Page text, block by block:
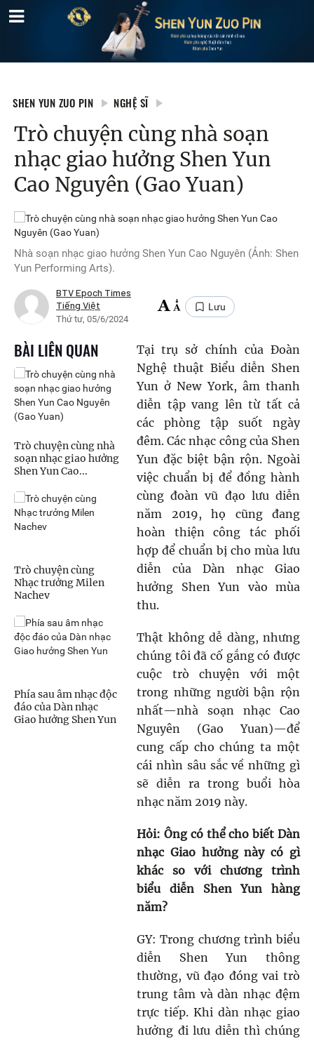
SHEN YUN ZUO PIN NGHỆ SĨ
Trò chuyện cùng nhà soạn
nhạc giao hưởng Shen Yun
Cao Nguyên (Gao Yuan)
Nhà soạn nhạc giao hưởng Shen Yun Cao Nguyên (Ảnh: Shen
Yun Performing Arts).
BTV Epoch Times
Tiếng Việt
Thứ tư, 05/6/2024
Lưu
Tại trụ sở chính của Đoàn
Nghệ thuật Biểu diễn Shen
Yun ở New York, âm thanh
diễn tập vang lên từ tất cả
các phòng tập suốt ngày
đêm. Các nhạc công của Shen
Yun đặc biệt bận rộn. Ngoài
việc chuẩn bị để đồng hành
cùng đoàn vũ đạo lưu diễn
năm 2019, họ cũng đang
hoàn thiện công tác phối
hợp để chuẩn bị cho mùa lưu
diễn của Dàn nhạc Giao
hưởng Shen Yun vào mùa
thu.
Thật không dễ dàng, nhưng
chúng tôi đã cố gắng có được
cuộc trò chuyện với một
trong những người bận rộn
nhất—nhà soạn nhạc Cao
Nguyên (Gao Yuan)—để
cung cấp cho chúng ta một
cái nhìn sâu sắc về những gì
sẽ diễn ra trong buổi hòa
nhạc năm 2019 này.
Hỏi: Ông có thể cho biết Dàn
nhạc Giao hưởng này có gì
khác so với chương trình
biểu diễn Shen Yun hàng
năm?
GY: Trong chương trình biểu
diễn Shen Yun thông
thường, vũ đạo đóng vai trò
trung tâm và dàn nhạc đệm
trực tiếp. Khi dàn nhạc giao
hưởng đi lưu diễn thì chúng
BÀI LIÊN QUAN
Trò chuyện cùng nhà
soạn nhạc giao hưởng
Shen Yun Cao...
Trò chuyện cùng
Nhạc trưởng Milen
Nachev
Phía sau âm nhạc độc
đáo của Dàn nhạc
Giao hưởng Shen Yun